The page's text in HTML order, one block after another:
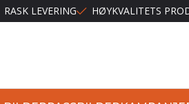
RASK LEVERING HØYKVALITETS